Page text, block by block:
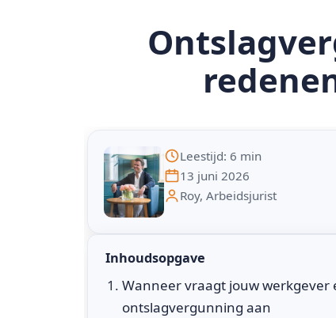
Leestijd: 6 min
13 juni 2026
Roy, Arbeidsjurist
Inhoudsopgave
Wanneer vraagt jouw werkgever
ontslagvergunning aan